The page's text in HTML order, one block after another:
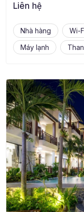
Liên hệ
Nhà hàng
Wi-
Máy lạnh